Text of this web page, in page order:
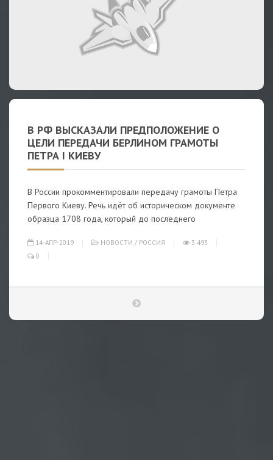
В РФ ВЫСКАЗАЛИ ПРЕДПОЛОЖЕНИЕ О
ЦЕЛИ ПЕРЕДАЧИ БЕРЛИНОМ ГРАМОТЫ
ПЕТРА I КИЕВУ
В России прокомментировали передачу грамоты Петра
Первого Киеву. Речь идёт об историческом документе
образца 1708 года, который до последнего
14-АПР-2019 НОВОСТИ / РОССИЯ
3 493
0